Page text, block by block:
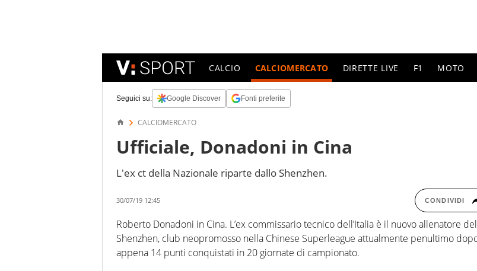
CALCIO CALCIOMERCATO DIRETTE LIVE F1 MOTO
Seguici su: Google Discover Fonti preferite
CALCIOMERCATO
Ufficiale, Donadoni in Cina
L'ex ct della Nazionale riparte dallo Shenzhen.
30/07/19 12:45 CONDIVIDI
Roberto Donadoni in Cina. L’ex commissario tecnico dell’Italia è il nuovo allenatore
Shenzhen, club neopromosso nella Chinese Superleague attualmente penultimo
appena 14 punti conquistati in 20 giornate di campionato.